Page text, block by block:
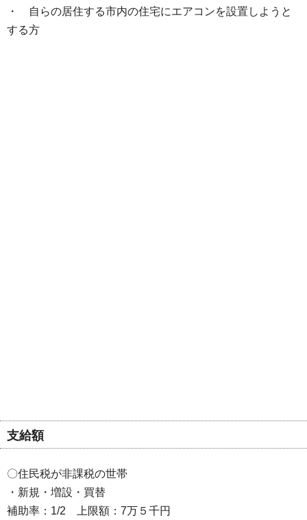
・ 自らの居住する市内の住宅にエアコンを設置しようと
する方
支給額
〇住民税が非課税の世帯
・新規・増設・買替
補助率：1/2 上限額：7万５千円